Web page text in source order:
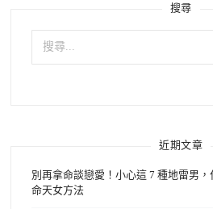
搜尋
搜
鍵
近期文章
別再拿命談戀愛！小心這 7 種地雷男
命天女方法